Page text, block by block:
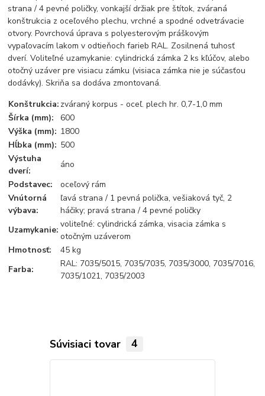
strana / 4 pevné poličky, vonkajší držiak pre štítok, zváraná
konštrukcia z oceľového plechu, vrchné a spodné odvetrávacie
otvory. Povrchová úprava s polyesterovým práškovým
vypaľovacím lakom v odtieňoch farieb RAL. Zosilnená tuhosť
dverí. Voliteľné uzamykanie: cylindrická zámka 2 ks kľúčov, alebo
otočný uzáver pre visiacu zámku (visiaca zámka nie je súčasťou
dodávky). Skriňa sa dodáva zmontovaná.
Konštrukcia: zváraný korpus - oceľ. plech hr. 0,7-1,0 mm
Šírka (mm):
600
Výška (mm): 1800
Hĺbka (mm): 500
Výstuha
dverí:
áno
Podstavec:
oceľový rám
Vnútorná
výbava:
ľavá strana / 1 pevná polička, vešiaková tyč, 2
háčiky; pravá strana / 4 pevné poličky
Uzamykanie:
voliteľné: cylindrická zámka, visacia zámka s
otočným uzáverom
Hmotnosť:
45 kg
Farba:
RAL: 7035/5015, 7035/7035, 7035/3000, 7035/7016,
7035/1021, 7035/2003
Súvisiaci tovar 4